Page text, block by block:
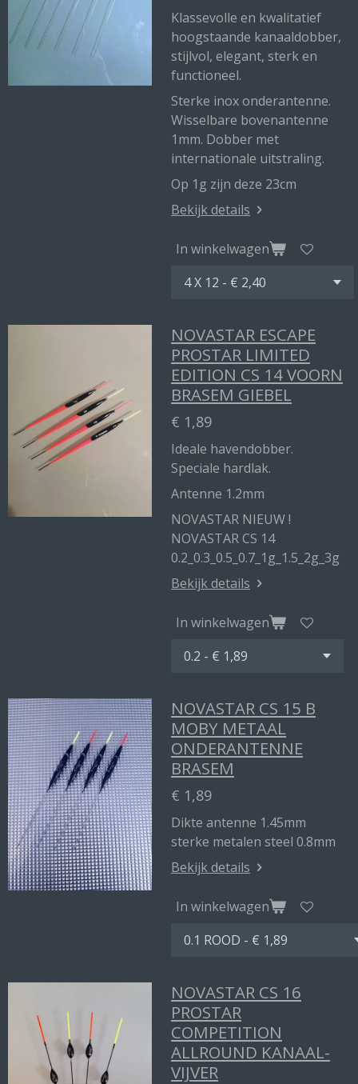
Klassevolle en kwalitatief
hoogstaande kanaaldobber,
stijlvol, elegant, sterk en
functioneel.
Sterke inox onderantenne.
Wisselbare bovenantenne
1mm. Dobber met
internationale uitstraling.
Op 1g zijn deze 23cm
Bekijk details
In winkelwagen
NOVASTAR ESCAPE
PROSTAR LIMITED
EDITION CS 14 VOORN
BRASEM GIEBEL
€ 1,89
Ideale havendobber.
Speciale hardlak.
Antenne 1.2mm
NOVASTAR NIEUW !
NOVASTAR CS 14
0.2_0.3_0.5_0.7_1g_1.5_2g_3g
Bekijk details
In winkelwagen
NOVASTAR CS 15 B
MOBY METAAL
ONDERANTENNE
BRASEM
€ 1,89
Dikte antenne 1.45mm
sterke metalen steel 0.8mm
Bekijk details
In winkelwagen
NOVASTAR CS 16
PROSTAR
COMPETITION
ALLROUND KANAAL-
VIJVER